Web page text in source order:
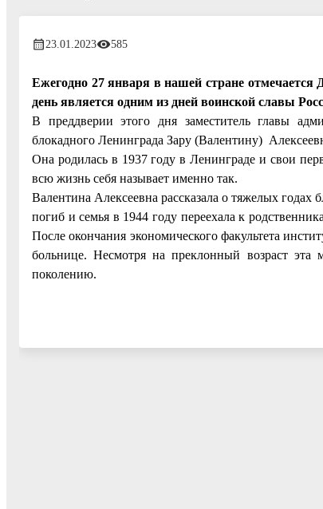
23.01.2023 585
Ежегодно 27 января в нашей стране отмечается
день является одним из дней воинской славы
В преддверии этого дня заместитель главы
блокадного Ленинграда Зару (Валентину)
Она родилась в 1937 году в Ленинграде и свои
всю жизнь себя называет именно так.
Валентина Алексеевна рассказала о тяжелых годах
погиб и семья в 1944 году переехала к
После окончания экономического факультета
больнице. Несмотря на преклонный возраст эта
поколению.